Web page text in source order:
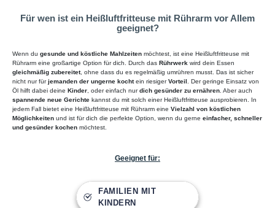
Für wen ist ein Heißluftfritteuse mit Rührarm vor Allem
geeignet?
Wenn du gesunde und köstliche Mahlzeiten möchtest, ist eine Heißluftfritteuse mit
Rührarm eine großartige Option für dich. Durch das Rührwerk wird dein Essen
gleichmäßig zubereitet, ohne dass du es regelmäßig umrühren musst. Das ist sicher
nicht nur fürjemanden der ungerne kochtein riesigerVorteil. Der geringe Einsatz von
Öl hilft dabei deine Kinder, oder einfach nurdich gesünder zu ernähren. Aber auch
spannende neue Gerichte kannst du mit solch einer Heißluftfritteuse ausprobieren. In
jedem Fall bietet eine Heißluftfritteuse mit Rührarm eine Vielzahl von köstlichen
Möglichkeiten und ist für dich die perfekte Option, wenn du gerne einfacher, schneller
und gesünder kochen möchtest.
Geeignet für:
FAMILIEN MIT
KINDERN